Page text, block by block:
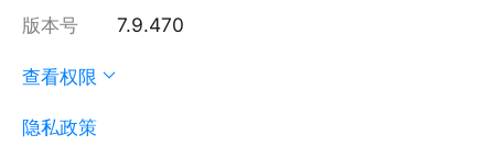
版本号 7.9.470
查看权限
隐私政策